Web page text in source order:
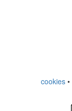
cookies •